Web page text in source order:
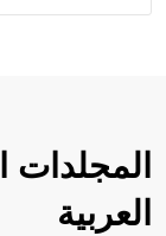
العربية